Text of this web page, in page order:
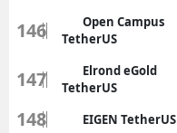
146
Open Campus
TetherUS
147
Elrond eGold
TetherUS
148 EIGEN TetherUS